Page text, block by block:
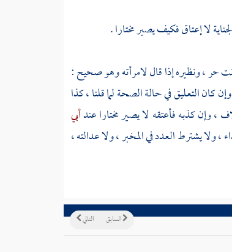
لا إعتاق فكيف يصير مختارا .
حر ، ونظيره إذا قال لامرأته وهو صحيح :
التعليق في حالة الصحة لما قلنا ، كذا
، وإن كذبه فأعتقه لا يصير مختارا عندأبي
ولا يشترط العدد في المخبر ، ولا عدالته ،
التالي السابق